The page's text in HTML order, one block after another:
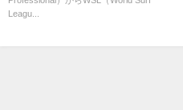
Leagu...